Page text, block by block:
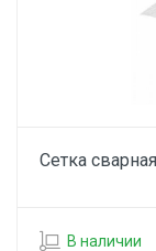
Сетка
В наличии